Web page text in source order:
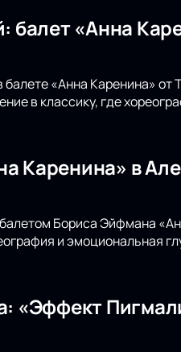
балет «Анна
«Анна Каренина»
в классику, где
Каренина» в
Бориса Эйфмана
и эмоциональная
«Эффект